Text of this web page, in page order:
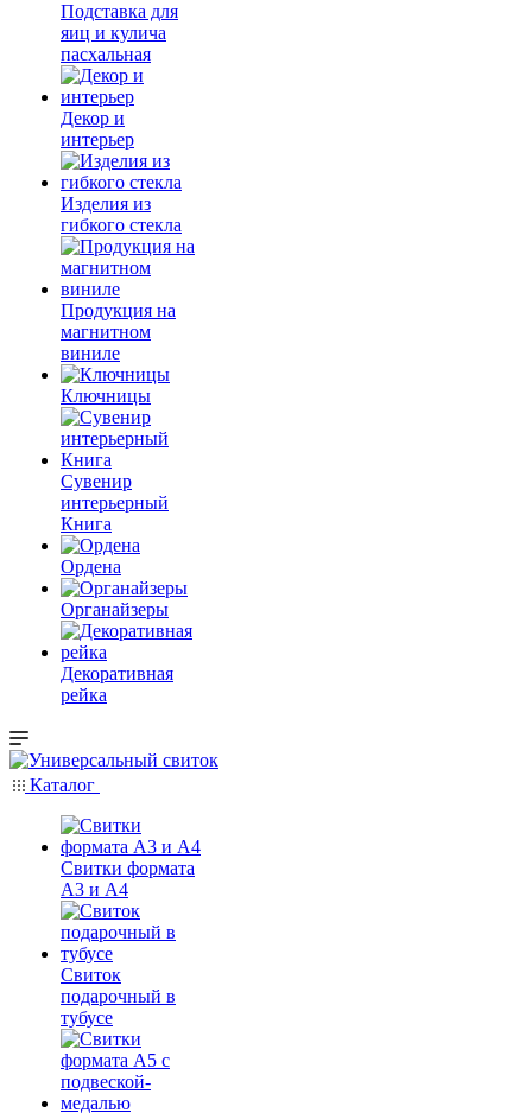
Подставка для
яиц и кулича
пасхальная
Декор и
интерьер
Изделия из
гибкого стекла
Продукция на
магнитном
виниле
Ключницы
Сувенир
интерьерный
Книга
Ордена
Органайзеры
Декоративная
рейка
Каталог
Свитки формата
А3 и А4
Свиток
подарочный в
тубусе